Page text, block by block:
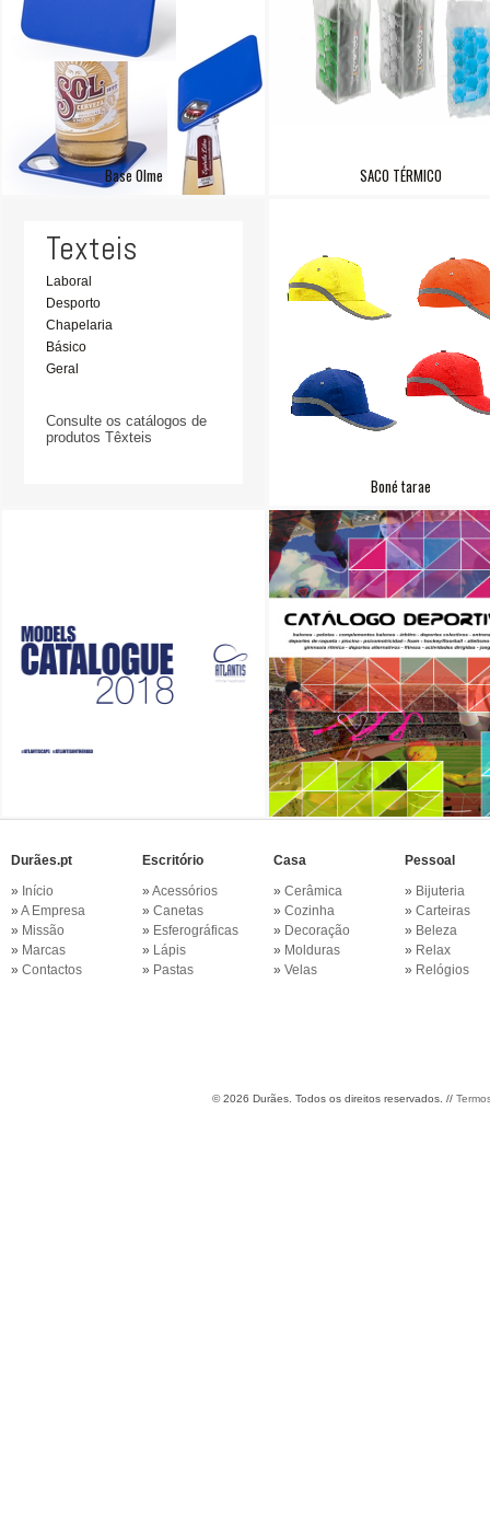
Base Olme SACO TÉRMICO
Texteis
Laboral
Desporto
Chapelaria
Básico
Geral
Consulte os catálogos de
produtos Têxteis
Boné tarae
Durães.pt
» Início
» A Empresa
» Missão
» Marcas
» Contactos
Escritório
» Acessórios
» Canetas
» Esferográficas
» Lápis
» Pastas
Casa
» Cerâmica
» Cozinha
» Decoração
» Molduras
» Velas
Pessoal
» Bijuteria
» Carteiras
» Beleza
» Relax
» Relógios
©2026 Durães. Todos os direitos reservados. //